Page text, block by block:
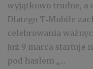
wyjątkowo trudne, a
Dlatego T‑Mobile
celebrowania
Już 9 marca startuje
pod hasłem „...